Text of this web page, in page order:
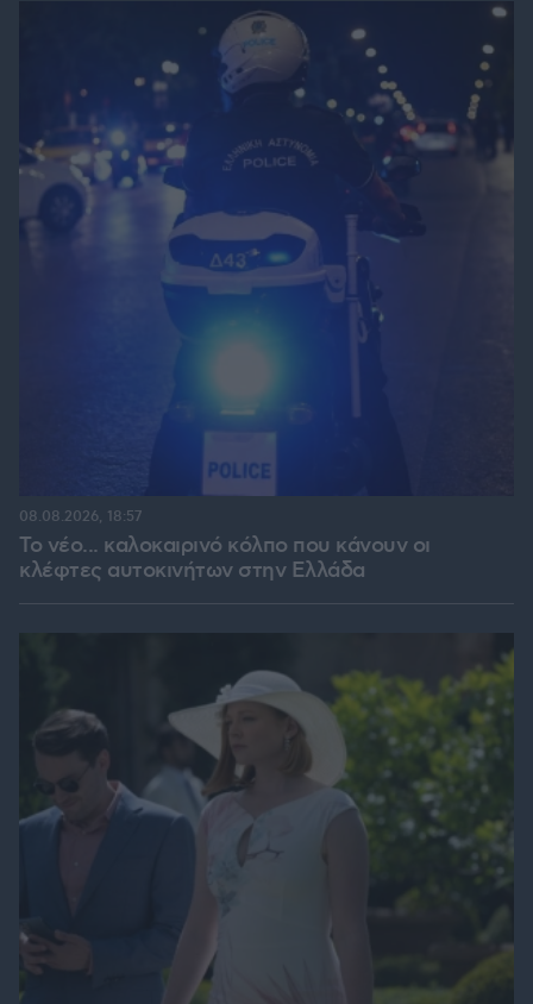
Το νέο... καλοκαιρινό κόλπο που κάνουν οι
κλέφτες αυτοκινήτων στην Ελλάδα
08.08.2026, 18:57